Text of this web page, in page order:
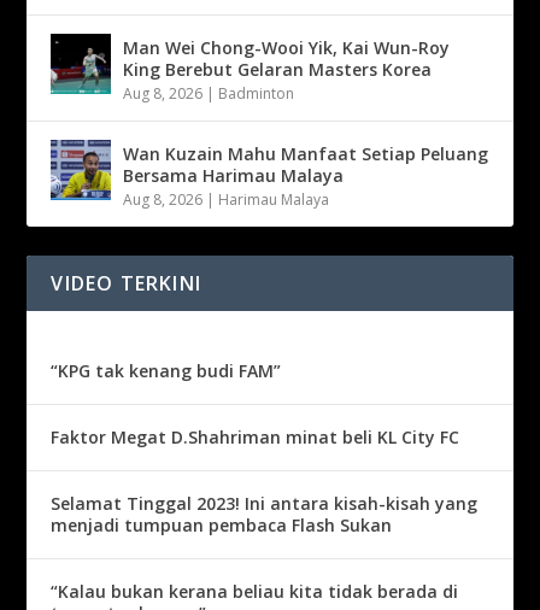
Man Wei Chong-Wooi Yik, Kai Wun-Roy
King Berebut Gelaran Masters Korea
Aug 8, 2026 | Badminton
Wan Kuzain Mahu Manfaat Setiap Peluang
Bersama Harimau Malaya
Aug 8, 2026 | Harimau Malaya
VIDEO TERKINI
“KPG tak kenang budi FAM”
Faktor Megat D.Shahriman minat beli KL City FC
Selamat Tinggal 2023! Ini antara kisah-kisah yang
menjadi tumpuan pembaca Flash Sukan
“Kalau bukan kerana beliau kita tidak berada di